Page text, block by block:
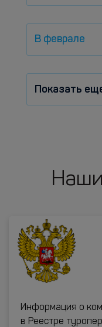
В феврале
Показать
Информация о
в Реестре